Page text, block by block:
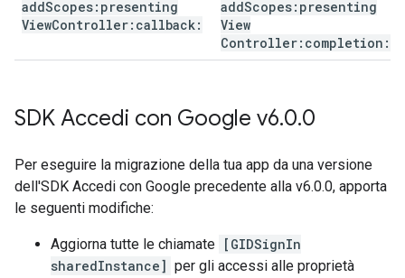
addScopes:presenting
ViewController:callback:
addScopes:presenting
View
Controller:completion:
SDK Accedi con Google v6.0.0
Per eseguire la migrazione della tua app da una versione
dell'SDK Accedi con Google precedente alla v6.0.0, apporta
le seguenti modifiche:
Aggiorna tutte le chiamate [GIDSignIn
sharedInstance] per gli accessi alle proprietà